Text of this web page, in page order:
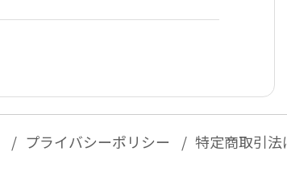
プライバシーポリシー 特定商取引